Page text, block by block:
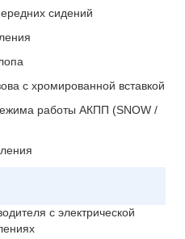
сидений
с хромированной вставкой
работы АКПП (SNOW /
с электрической